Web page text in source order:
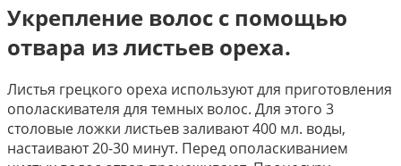
Укрепление волос с помощью
отвара из листьев ореха.
Листья грецкого ореха используют для приготовления
ополаскивателя для темных волос. Для этого 3
столовые ложки листьев заливают 400 мл. воды,
настаивают 20-30 минут. Перед ополаскиванием